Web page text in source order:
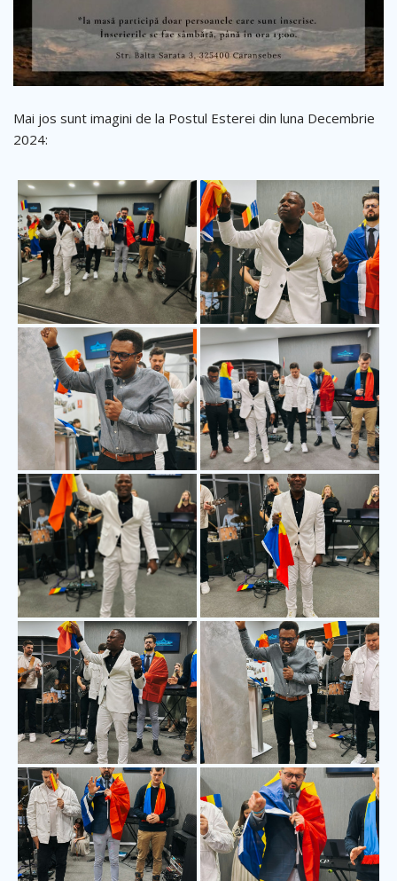
Mai jos sunt imagini de la Postul Esterei din luna Decembrie
2024: